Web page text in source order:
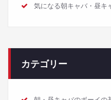
気になる朝キャバ・昼キ
カテゴリー